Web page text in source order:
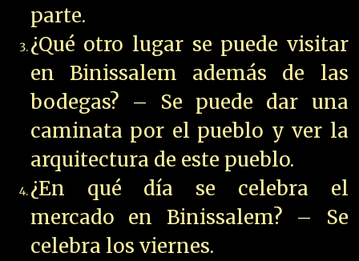
parte.
¿Qué otro lugar se puede visitar
en Binissalem además de las
bodegas? – Se puede dar una
caminata por el pueblo y ver la
arquitectura de este pueblo.
¿En qué día se celebra el
mercado en Binissalem? – Se
celebra los viernes.